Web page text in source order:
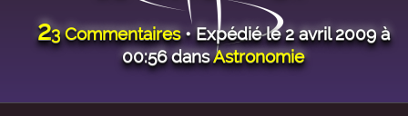
23 Commentaires• Expédié le 2 avril 2009 à
00:56 dansAstronomie